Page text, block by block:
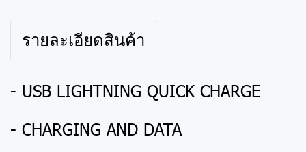
รายละเอียดสินค้า
- USB LIGHTNING QUICK CHARGE
- CHARGING AND DATA